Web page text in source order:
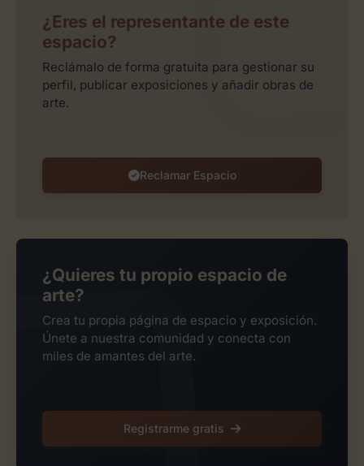
¿Eres el representante de este
espacio?
Reclámalo de forma gratuita para gestionar su
perfil, publicar exposiciones y añadir obras de
arte.
Reclamar Espacio
¿Quieres tu propio espacio de
arte?
Crea tu propia página de espacio y exposición.
Únete a nuestra comunidad y conecta con
miles de amantes del arte.
Registrarme gratis